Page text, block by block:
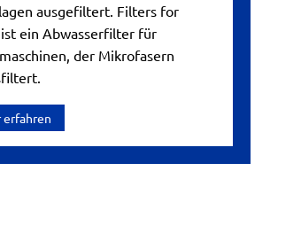
ausgefiltert. Filters for
ein Abwasserfilter für
der Mikrofasern
erfahren